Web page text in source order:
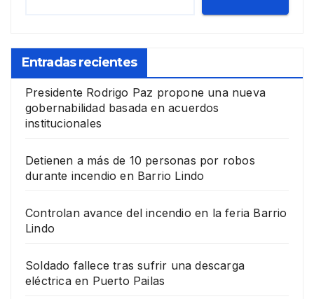
Entradas recientes
Presidente Rodrigo Paz propone una nueva
gobernabilidad basada en acuerdos
institucionales
Detienen a más de 10 personas por robos
durante incendio en Barrio Lindo
Controlan avance del incendio en la feria Barrio
Lindo
Soldado fallece tras sufrir una descarga
eléctrica en Puerto Pailas